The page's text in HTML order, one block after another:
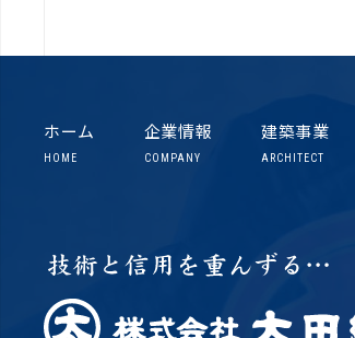
ホーム
HOME
企業情報
COMPANY
建築事業
ARCHITECT